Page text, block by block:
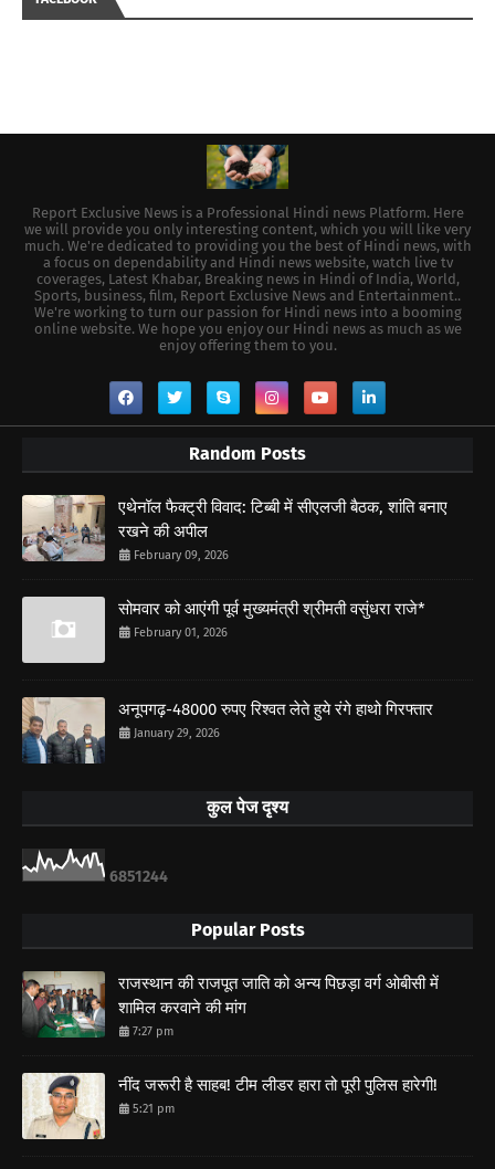
Report Exclusive News is a Professional Hindi news Platform. Here
we will provide you only interesting content, which you will like very
much. We're dedicated to providing you the best of Hindi news, with
a focus on dependability and Hindi news website, watch live tv
coverages, Latest Khabar, Breaking news in Hindi of India, World,
Sports, business, film, Report Exclusive News and Entertainment..
We're working to turn our passion for Hindi news into a booming
online website. We hope you enjoy our Hindi news as much as we
enjoy offering them to you.
Random Posts
एथेनॉल फैक्ट्री विवाद: टिब्बी में सीएलजी बैठक, शांति बनाए
रखने की अपील
February 09, 2026
सोमवार को आएंगी पूर्व मुख्यमंत्री श्रीमती वसुंधरा राजे*
February 01, 2026
अनूपगढ़-48000 रुपए रिश्वत लेते हुये रंगे हाथो गिरफ्तार
January 29, 2026
कुल पेज दृश्य
6851244
Popular Posts
राजस्थान की राजपूत जाति को अन्य पिछड़ा वर्ग ओबीसी में
शामिल करवाने की मांग
7:27 pm
नींद जरूरी है साहब! टीम लीडर हारा तो पूरी पुलिस हारेगी!
5:21 pm